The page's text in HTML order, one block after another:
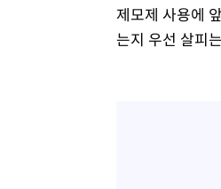
제모제 사용에
는지 우선 살피